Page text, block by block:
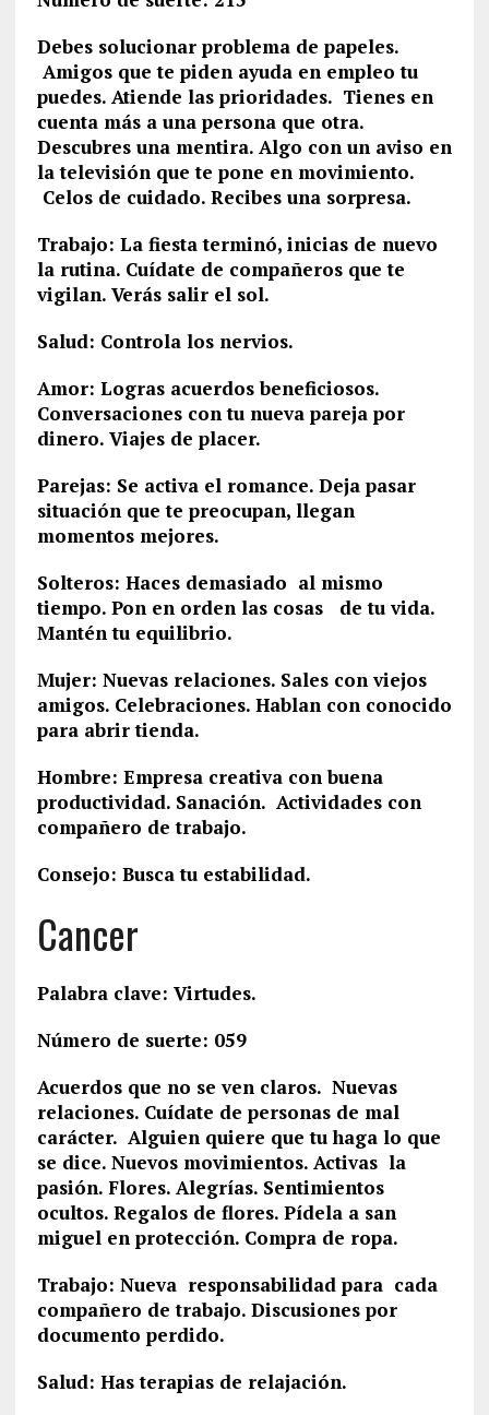
Debes solucionar problema de papeles.
Amigos que te piden ayuda en empleo tu
puedes. Atiende las prioridades. Tienes en
cuenta más a una persona que otra.
Descubres una mentira. Algo con un aviso en
la televisión que te pone en movimiento.
Celos de cuidado. Recibes una sorpresa.
Trabajo: La fiesta terminó, inicias de nuevo
la rutina. Cuídate de compañeros que te
vigilan. Verás salir el sol.
Salud: Controla los nervios.
Amor: Logras acuerdos beneficiosos.
Conversaciones con tu nueva pareja por
dinero. Viajes de placer.
Parejas: Se activa el romance. Deja pasar
situación que te preocupan, llegan
momentos mejores.
Solteros: Haces demasiado al mismo
tiempo. Pon en orden las cosas de tu vida.
Mantén tu equilibrio.
Mujer: Nuevas relaciones. Sales con viejos
amigos. Celebraciones. Hablan con conocido
para abrir tienda.
Hombre: Empresa creativa con buena
productividad. Sanación. Actividades con
compañero de trabajo.
Consejo: Busca tu estabilidad.
Cancer
Palabra clave: Virtudes.
Número de suerte: 059
Acuerdos que no se ven claros. Nuevas
relaciones. Cuídate de personas de mal
carácter. Alguien quiere que tu haga lo que
se dice. Nuevos movimientos. Activas la
pasión. Flores. Alegrías. Sentimientos
ocultos. Regalos de flores. Pídela a san
miguel en protección. Compra de ropa.
Trabajo: Nueva responsabilidad para cada
compañero de trabajo. Discusiones por
documento perdido.
Salud: Has terapias de relajación.